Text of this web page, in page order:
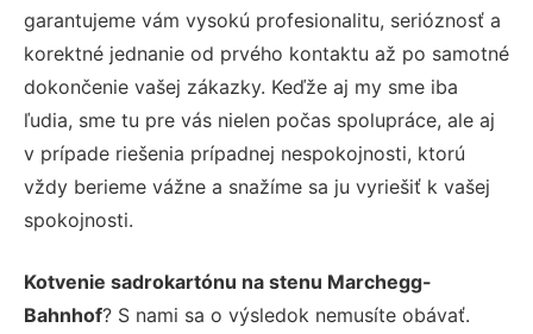
garantujeme vám vysokú profesionalitu, serióznosť a
korektné jednanie od prvého kontaktu až po samotné
dokončenie vašej zákazky. Keďže aj my sme iba
ľudia, sme tu pre vás nielen počas spolupráce, ale aj
v prípade riešenia prípadnej nespokojnosti, ktorú
vždy berieme vážne a snažíme sa ju vyriešiť k vašej
spokojnosti.
Kotvenie sadrokartónu na stenu Marchegg-
Bahnhof? S nami sa o výsledok nemusíte obávať.